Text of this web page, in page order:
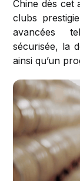
Chine dès cet
clubs
avancées
sécurisée, la
ainsi qu’un